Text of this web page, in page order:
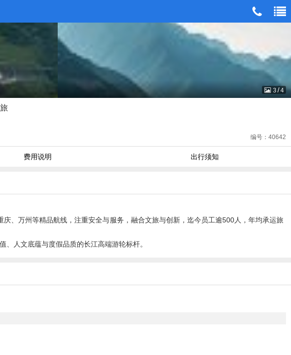
head_m_tel.htm
3 /4
编号：40642
费用说明 出行须知
、万州等精品航线，注重安全与服务，融合文旅与创新，迄今员工逾500人，年均承运旅
、人文底蕴与度假品质的长江高端游轮标杆。